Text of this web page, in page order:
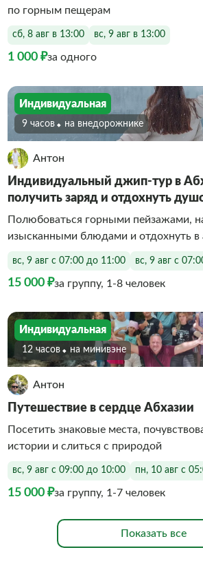
по горным пещерам
сб, 8 авг в 13:00 вс, 9 авг в 13:00
1 000 ₽за одного
Индивидуальная
9 часов На внедорожнике
Антон
Индивидуальный джип-тур в
получить заряд и отдохнуть
Полюбоваться горными пейзажами,
изысканными блюдами и отдохнуть в
вс, 9 авг с 07:00 до 11:00 вс, 9 авг с
15 000 ₽за группу, 1-8 человек
Индивидуальная
12 часов На минивэне
Антон
Путешествие в сердце Абхазии
Посетить знаковые места,
истории и слиться с природой
вс, 9 авг с 09:00 до 10:00 пн, 10 авг с
15 000 ₽за группу, 1-7 человек
Показать все